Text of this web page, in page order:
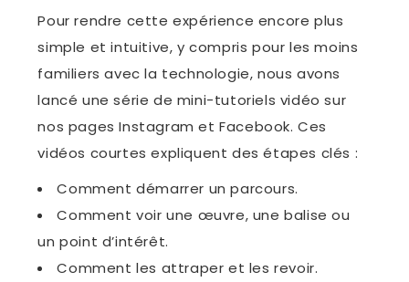
Pour rendre cette expérience encore plus
simple et intuitive, y compris pour les moins
familiers avec la technologie, nous avons
lancé une série de mini-tutoriels vidéo sur
nos pages Instagram et Facebook. Ces
vidéos courtes expliquent des étapes clés :
Comment démarrer un parcours.
Comment voir une œuvre, une balise ou
un point d’intérêt.
Comment les attraper et les revoir.